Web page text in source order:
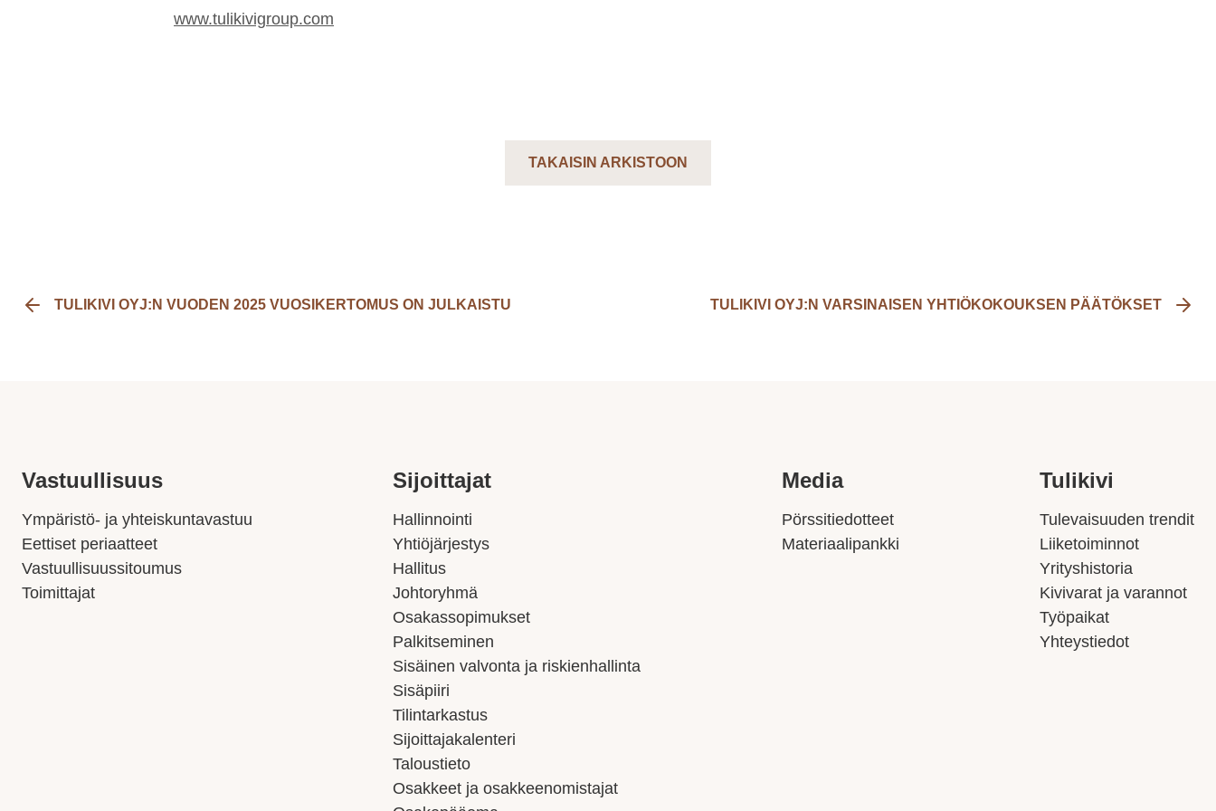
www.tulikivigroup.com
TAKAISIN ARKISTOON
TULIKIVI OYJ:N VUODEN 2025 VUOSIKERTOMUS ON JULKAISTU TULIKIVI OYJ:N VARSINAISEN YHTIÖKOKOUKSEN PÄÄTÖKSET
Vastuullisuus
Ympäristö- ja yhteiskuntavastuu
Eettiset periaatteet
Vastuullisuussitoumus
Toimittajat
Sijoittajat
Hallinnointi
Yhtiöjärjestys
Hallitus
Johtoryhmä
Osakassopimukset
Palkitseminen
Sisäinen valvonta ja riskienhallinta
Sisäpiiri
Tilintarkastus
Sijoittajakalenteri
Taloustieto
Osakkeet ja osakkeenomistajat
Media
Pörssitiedotteet
Materiaalipankki
Tulikivi
Tulevaisuuden trendit
Liiketoiminnot
Yrityshistoria
Kivivarat ja varannot
Työpaikat
Yhteystiedot